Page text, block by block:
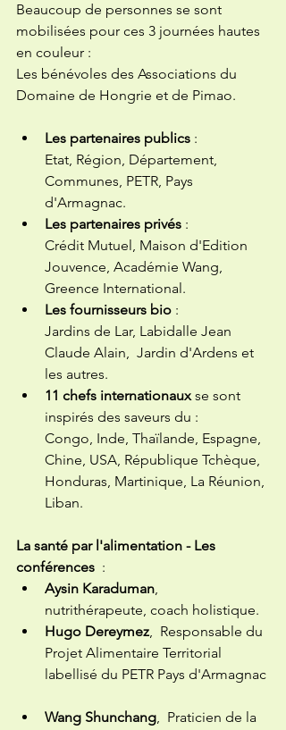
Beaucoup de personnes se sont
mobilisées pour ces 3 journées hautes
en couleur :
Les bénévoles des Associations du
Domaine de Hongrie et de Pimao.
Les partenaires publics :
Etat, Région, Département,
Communes, PETR, Pays
d'Armagnac.
Les partenaires privés :
Crédit Mutuel, Maison d'Edition
Jouvence, Académie Wang,
Greence International.
Les fournisseurs bio :
Jardins de Lar, Labidalle Jean
Claude Alain,  Jardin d'Ardens et
les autres.
11 chefs internationaux se sont
inspirés des saveurs du :
Congo, Inde, Thaïlande, Espagne,
Chine, USA, République Tchèque,
Honduras, Martinique, La Réunion,
Liban.
La santé par l'alimentation - Les
conférences
  :
Aysin Karaduman,
nutrithérapeute, coach holistique.
Hugo Dereymez,  Responsable du
Projet Alimentaire Territorial
labellisé du PETR Pays d'Armagnac
Wang Shunchang,  Praticien de la